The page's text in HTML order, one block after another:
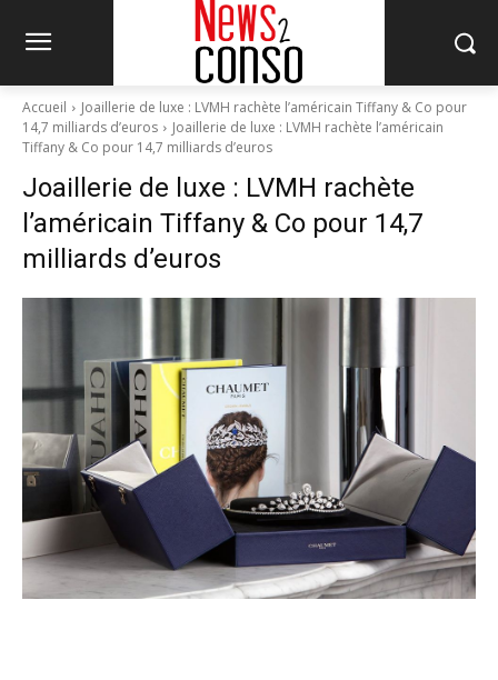
Accueil
Joaillerie de luxe : LVMH rachète l’américain Tiffany & Co pour
14,7 milliards d’euros
Joaillerie de luxe : LVMH rachète l’américain
Tiffany & Co pour 14,7 milliards d’euros
Joaillerie de luxe : LVMH rachète
l’américain Tiffany & Co pour 14,7
milliards d’euros